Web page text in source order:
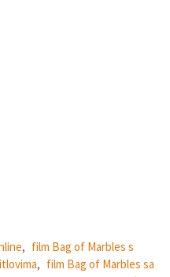
, film Bag of Marbles s
, film Bag of Marbles sa